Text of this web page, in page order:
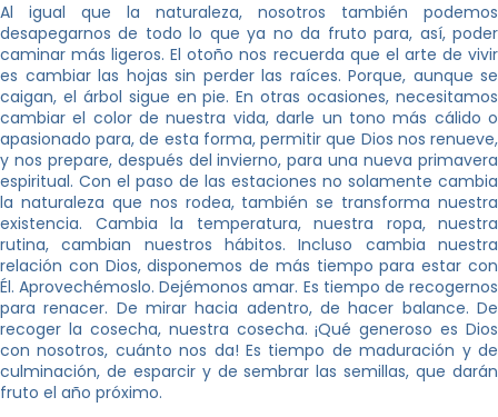
Al igual que la naturaleza, nosotros también podemos
desapegarnos de todo lo que ya no da fruto para, así, poder
caminar más ligeros. El otoño nos recuerda que el arte de vivir
es cambiar las hojas sin perder las raíces. Porque, aunque se
caigan, el árbol sigue en pie. En otras ocasiones, necesitamos
cambiar el color de nuestra vida, darle un tono más cálido o
apasionado para, de esta forma, permitir que Dios nos renueve,
y nos prepare, después del invierno, para una nueva primavera
espiritual. Con el paso de las estaciones no solamente cambia
la naturaleza que nos rodea, también se transforma nuestra
existencia. Cambia la temperatura, nuestra ropa, nuestra
rutina, cambian nuestros hábitos. Incluso cambia nuestra
relación con Dios, disponemos de más tiempo para estar con
Él. Aprovechémoslo. Dejémonos amar. Es tiempo de recogernos
para renacer. De mirar hacia adentro, de hacer balance. De
recoger la cosecha, nuestra cosecha. ¡Qué generoso es Dios
con nosotros, cuánto nos da! Es tiempo de maduración y de
culminación, de esparcir y de sembrar las semillas, que darán
fruto el año próximo.